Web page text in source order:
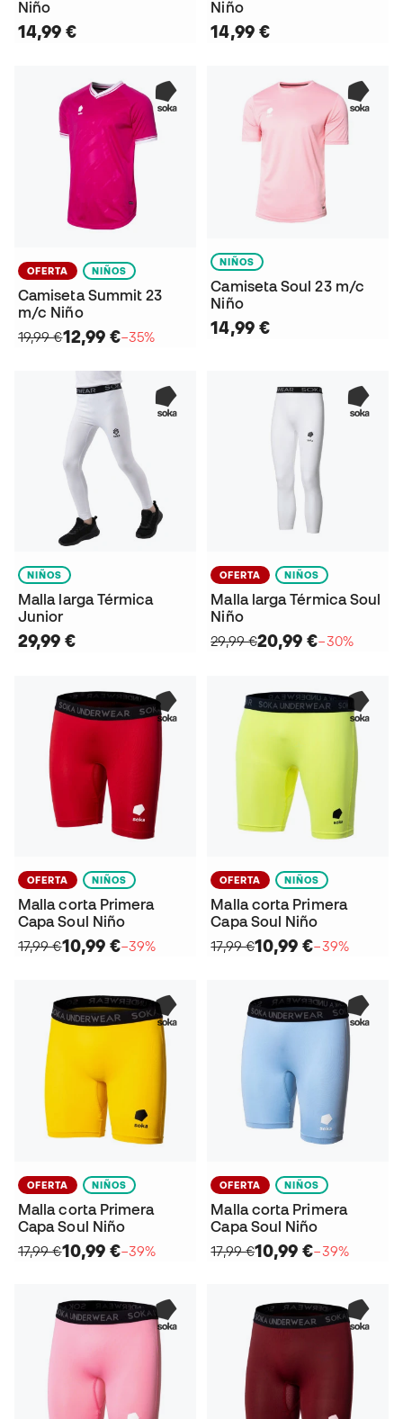
Niño
14,99 €
Niño
14,99 €
OFERTA NIÑOS
Camiseta Summit 23
m/c Niño
19,99 €12,99 €−35%
NIÑOS
Camiseta Soul 23 m/c
Niño
14,99 €
NIÑOS
Malla larga Térmica
Junior
29,99 €
OFERTA NIÑOS
Malla larga Térmica Soul
Niño
29,99 €20,99 €−30%
OFERTA NIÑOS
Malla corta Primera
Capa Soul Niño
17,99 €10,99 €−39%
OFERTA NIÑOS
Malla corta Primera
Capa Soul Niño
17,99 €10,99 €−39%
OFERTA NIÑOS
Malla corta Primera
Capa Soul Niño
17,99 €10,99 €−39%
OFERTA NIÑOS
Malla corta Primera
Capa Soul Niño
17,99 €10,99 €−39%